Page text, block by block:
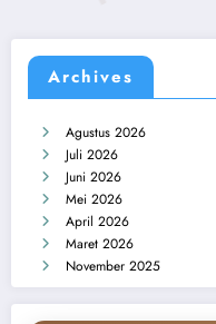
Archives
Agustus 2026
Juli 2026
Juni 2026
Mei 2026
April 2026
Maret 2026
November 2025